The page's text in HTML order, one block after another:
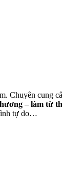
Chuyên cung
– làm từ
tự do…